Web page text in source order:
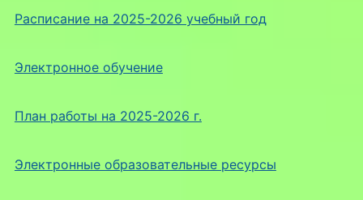
Расписание на 2025-2026 учебный год
Электронное обучение
План работы на 2025-2026 г.
Электронные образовательные ресурсы